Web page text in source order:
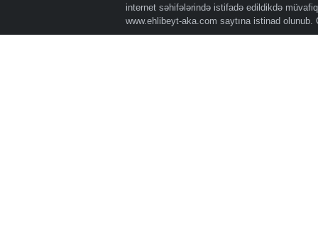
internet səhifələrində istifadə edildikdə
www.ehlibeyt-aka.com saytına istinad olunub.